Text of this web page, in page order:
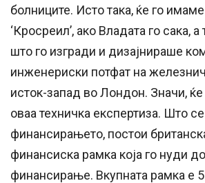
болниците. Исто така, ќе го
‘Кросреил’, ако Владата го сака, а
што го изгради и дизајнираше
инженериски потфат на
исток-запад во Лондон. Значи,
оваа техничка експертиза. Што
финансирањето, постои
финансиска рамка која го нуди
финансирање. Вкупната рамка е